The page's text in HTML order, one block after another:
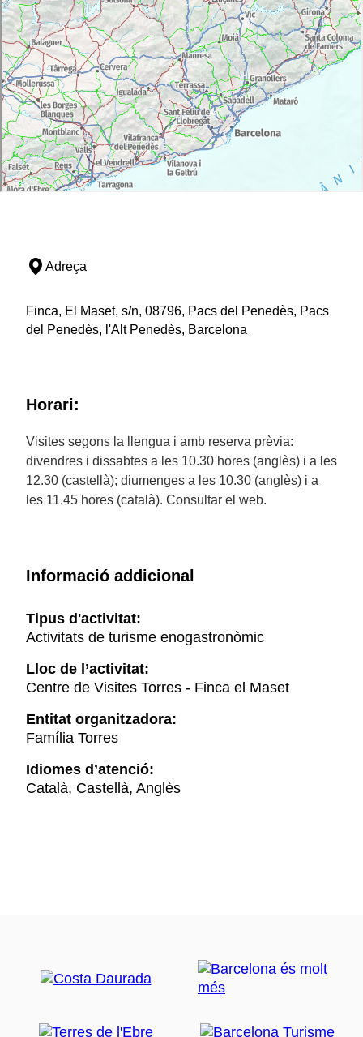
Adreça
Finca, El Maset, s/n, 08796, Pacs del Penedès, Pacs
del Penedès, l'Alt Penedès, Barcelona
Horari:
Visites segons la llengua i amb reserva prèvia:
divendres i dissabtes a les 10.30 hores (anglès) i a les
12.30 (castellà); diumenges a les 10.30 (anglès) i a
les 11.45 hores (català). Consultar el web.
Informació addicional
Tipus d'activitat:
Activitats de turisme enogastronòmic
Lloc de l’activitat:
Centre de Visites Torres - Finca el Maset
Entitat organitzadora:
Família Torres
Idiomes d’atenció:
Català, Castellà, Anglès